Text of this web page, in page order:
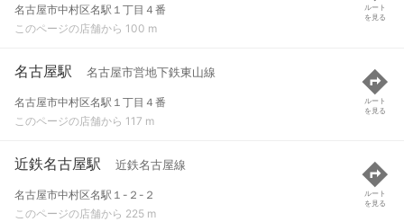
名古屋市中村区名駅１丁目４番
このページの店舗から 100 m
ルート
を見る
名古屋駅 名古屋市営地下鉄東山線
名古屋市中村区名駅１丁目４番
このページの店舗から 117 m
ルート
を見る
近鉄名古屋駅 近鉄名古屋線
名古屋市中村区名駅１-２-２
このページの店舗から 225 m
ルート
を見る